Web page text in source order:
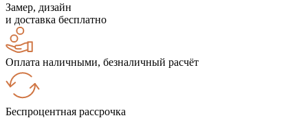
Замер, дизайн
и доставка бесплатно
Оплата наличными, безналичный расчёт
Беспроцентная рассрочка